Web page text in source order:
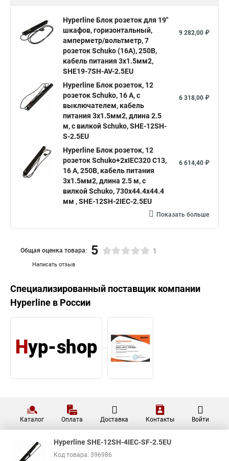
Hyperline Блок розеток для 19"
шкафов, горизонтальный,
амперметр/вольтметр, 7
розеток Schuko (16A), 250В,
кабель питания 3х1.5мм2,
SHE19-7SH-AV-2.5EU
9 282,00 ₽
Hyperline Блок розеток, 12
розеток Schuko, 16 A, с
выключателем, кабель
питания 3х1.5мм2, длина 2.5
м, с вилкой Schuko, SHE-12SH-
S-2.5EU
6 318,00 ₽
Hyperline Блок розеток, 12
розеток Schuko+2хIEC320 C13,
16 A, 250В, кабель питания
3х1.5мм2, длина 2.5 м, с
вилкой Schuko, 730x44.4x44.4
мм , SHE-12SH-2IEC-2.5EU
6 614,40 ₽
Показать больше
Написать отзыв
Общая оценка товара: 5 1
Специализированный поставщик компании
Hyperline в России
Каталог Оплата Доставка Контакты Войти
Hyperline SHE-12SH-4IEC-SF-2.5EU
Код товара: 396986